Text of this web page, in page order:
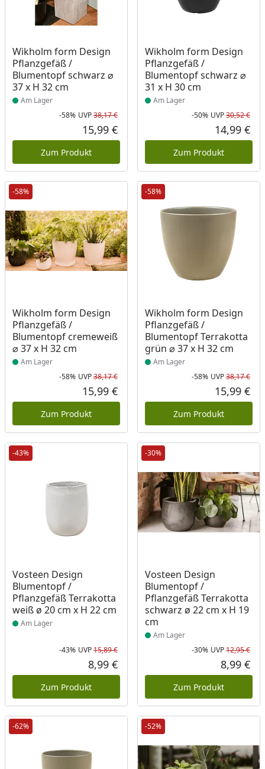
Wikholm form Design
Pflanzgefäß /
Blumentopf schwarz ⌀
37 x H 32 cm
Produkt am Lager
Am Lager
Rabatt in Prozent
-58%
Ursprünglicher Preis
UVP38,17 €
Aktueller Preis
15,99 €
Zum Produkt
Wikholm form Design
Pflanzgefäß /
Blumentopf schwarz ⌀
31 x H 30 cm
Produkt am Lager
Am Lager
-50% UVP30,52 €
14,99 €
Zum Produkt
-58%
Wikholm form Design
Pflanzgefäß /
Blumentopf cremeweiß
⌀ 37 x H 32 cm
Produkt am Lager
Am Lager
Rabatt in Prozent
-58%
Ursprünglicher Preis
UVP38,17 €
Aktueller Preis
15,99 €
Zum Produkt
-58%
Wikholm form Design
Pflanzgefäß /
Blumentopf Terrakotta
grün ⌀ 37 x H 32 cm
Produkt am Lager
Am Lager
-58% UVP38,17 €
15,99 €
Zum Produkt
-43%
Vosteen Design
Blumentopf /
Pflanzgefäß Terrakotta
weiß ø 20 cm x H 22 cm
Produkt am Lager
Am Lager
Rabatt in Prozent
-43%
Ursprünglicher Preis
UVP15,89 €
Aktueller Preis
8,99 €
Zum Produkt
-30%
Vosteen Design
Blumentopf /
Pflanzgefäß Terrakotta
schwarz ø 22 cm x H 19
cm
Produkt am Lager
Am Lager
-30% UVP12,95 €
8,99 €
Zum Produkt
-62% -52%